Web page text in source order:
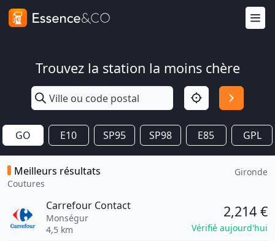
Trouvez la station la moins chère
GO E10 SP95 SP98 E85 GPL
Meilleurs résultats
Coutures
Gironde
Carrefour Contact
Monségur
4,5 km
2,214 €
Vérifié aujourd'hui